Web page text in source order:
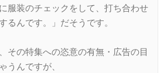
服装のチェックをして、打ち合わせ
るんです。」だそうです。
その特集への恣意の有無・広告の目
うんですが、